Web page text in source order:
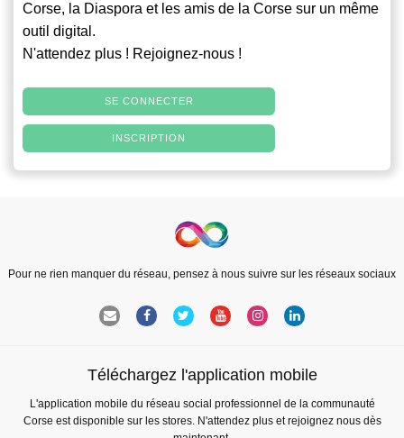
Corse, la Diaspora et les amis de la Corse sur un même
outil digital.
N'attendez plus ! Rejoignez-nous !
SE CONNECTER
INSCRIPTION
Pour ne rien manquer du réseau, pensez à nous suivre sur les réseaux sociaux
Téléchargez l'application mobile
L'application mobile du réseau social professionnel de la communauté
Corse est disponible sur les stores. N'attendez plus et rejoignez nous dès